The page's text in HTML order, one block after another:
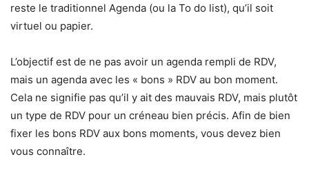
reste le traditionnel Agenda (ou la To do list), qu’il soit
virtuel ou papier.
L’objectif est de ne pas avoir un agenda rempli de RDV,
mais un agenda avec les « bons » RDV au bon moment.
Cela ne signifie pas qu’il y ait des mauvais RDV, mais plutôt
un type de RDV pour un créneau bien précis. Afin de bien
fixer les bons RDV aux bons moments, vous devez bien
vous connaître.